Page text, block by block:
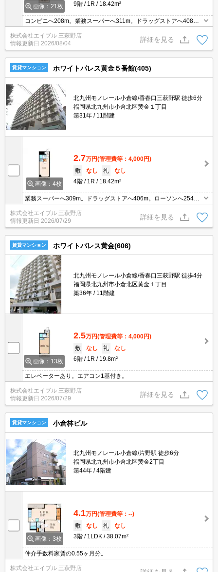
画像：21枚
9階
1R 18.42m²
コンビニへ208m。業務スーパーへ311m。ドラッグストアへ408
m。病院へ402m。
株式会社エイブル 三萩野店
情報更新日 2026/08/04
詳細を見る
賃貸マンション ホワイトパレス黄金５番館(405)
北九州モノレール小倉線/香春口三萩野駅 徒歩6分
福岡県北九州市小倉北区黄金１丁目
築31年
11階建
画像：4枚
2.7万円(管理費等：4,000円)
敷
なし 礼
なし
4階
1R 18.42m²
業務スーパーへ309m。ドラッグストアへ406m。ローソンへ254
m。病院へ398m。公園へ694m。北九州メディアドームまで948
m。サンリブへ769m。
株式会社エイブル 三萩野店
情報更新日 2026/07/29
詳細を見る
賃貸マンション ホワイトパレス黄金(606)
北九州モノレール小倉線/香春口三萩野駅 徒歩4分
福岡県北九州市小倉北区黄金１丁目
築36年
11階建
画像：13枚
2.5万円(管理費等：4,000円)
敷
なし 礼
なし
6階
1R 19.8m²
エレベーターあり。エアコン1基付き。
株式会社エイブル 三萩野店
情報更新日 2026/07/29
詳細を見る
賃貸マンション 小倉林ビル
北九州モノレール小倉線/片野駅 徒歩6分
福岡県北九州市小倉北区黄金2丁目
築44年
4階建
画像：3枚
4.1万円(管理費等：--)
敷
なし 礼
なし
3階
1LDK 38.07m²
仲介手数料家賃の0.55ヶ月分。
株式会社エイブル 三萩野店